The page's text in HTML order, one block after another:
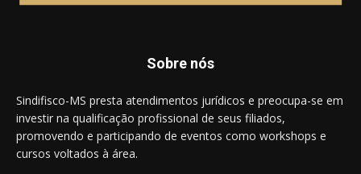
Sobre nós
Sindifisco-MS presta atendimentos jurídicos e preocupa-se em
investir na qualificação profissional de seus filiados,
promovendo e participando de eventos como workshops e
cursos voltados à área.